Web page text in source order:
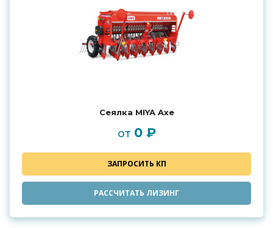
Сеялка MIYA Axe
от 0 ₽
ЗАПРОСИТЬ КП
РАССЧИТАТЬ ЛИЗИНГ